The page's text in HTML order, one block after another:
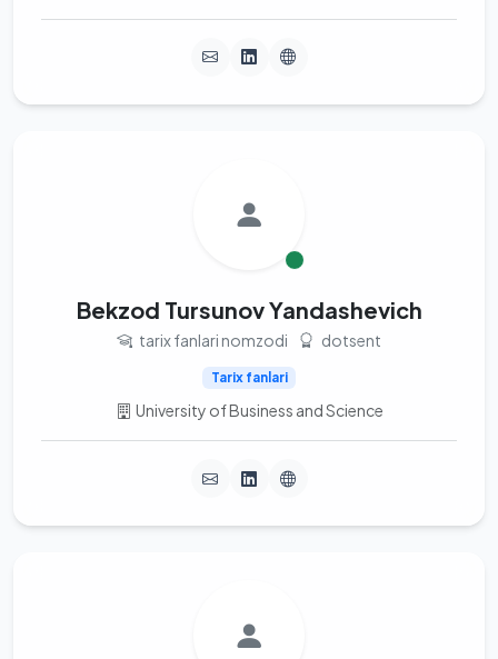
Bekzod Tursunov Yandashevich
tarix fanlari nomzodi dotsent
Tarix fanlari
University of Business and Science